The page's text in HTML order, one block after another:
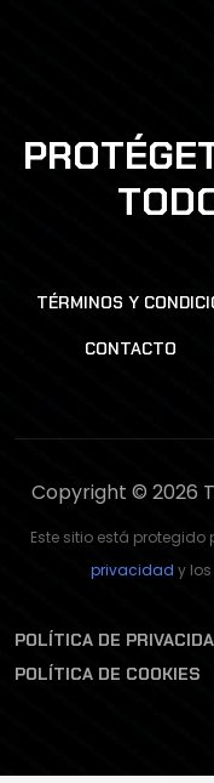
TÉRMINOS Y
CONTACTO
Copyright © 2026
Este sitio está protegido
privacidad y los
POLÍTICA DE
POLÍTICA DE COOKIES